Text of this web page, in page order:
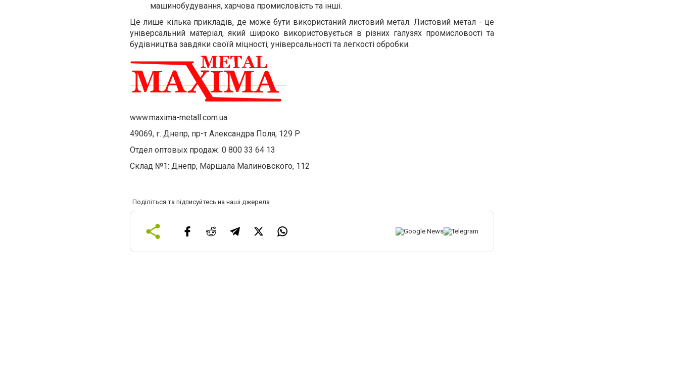
машинобудування, харчова промисловість та інші.
Це лише кілька прикладів, де може бути використаний листовий метал. Листовий метал - це
універсальний матеріал, який широко використовується в різних галузях промисловості та
будівництва завдяки своїй міцності, універсальності та легкості обробки.
www.maxima-metall.com.ua
49069, г. Днепр, пр-т Александра Поля, 129 Р
Отдел оптовых продаж: 0 800 33 64 13
Склад №1: Днепр, Маршала Малиновского, 112
Поділіться та підписуйтесь на наші джерела